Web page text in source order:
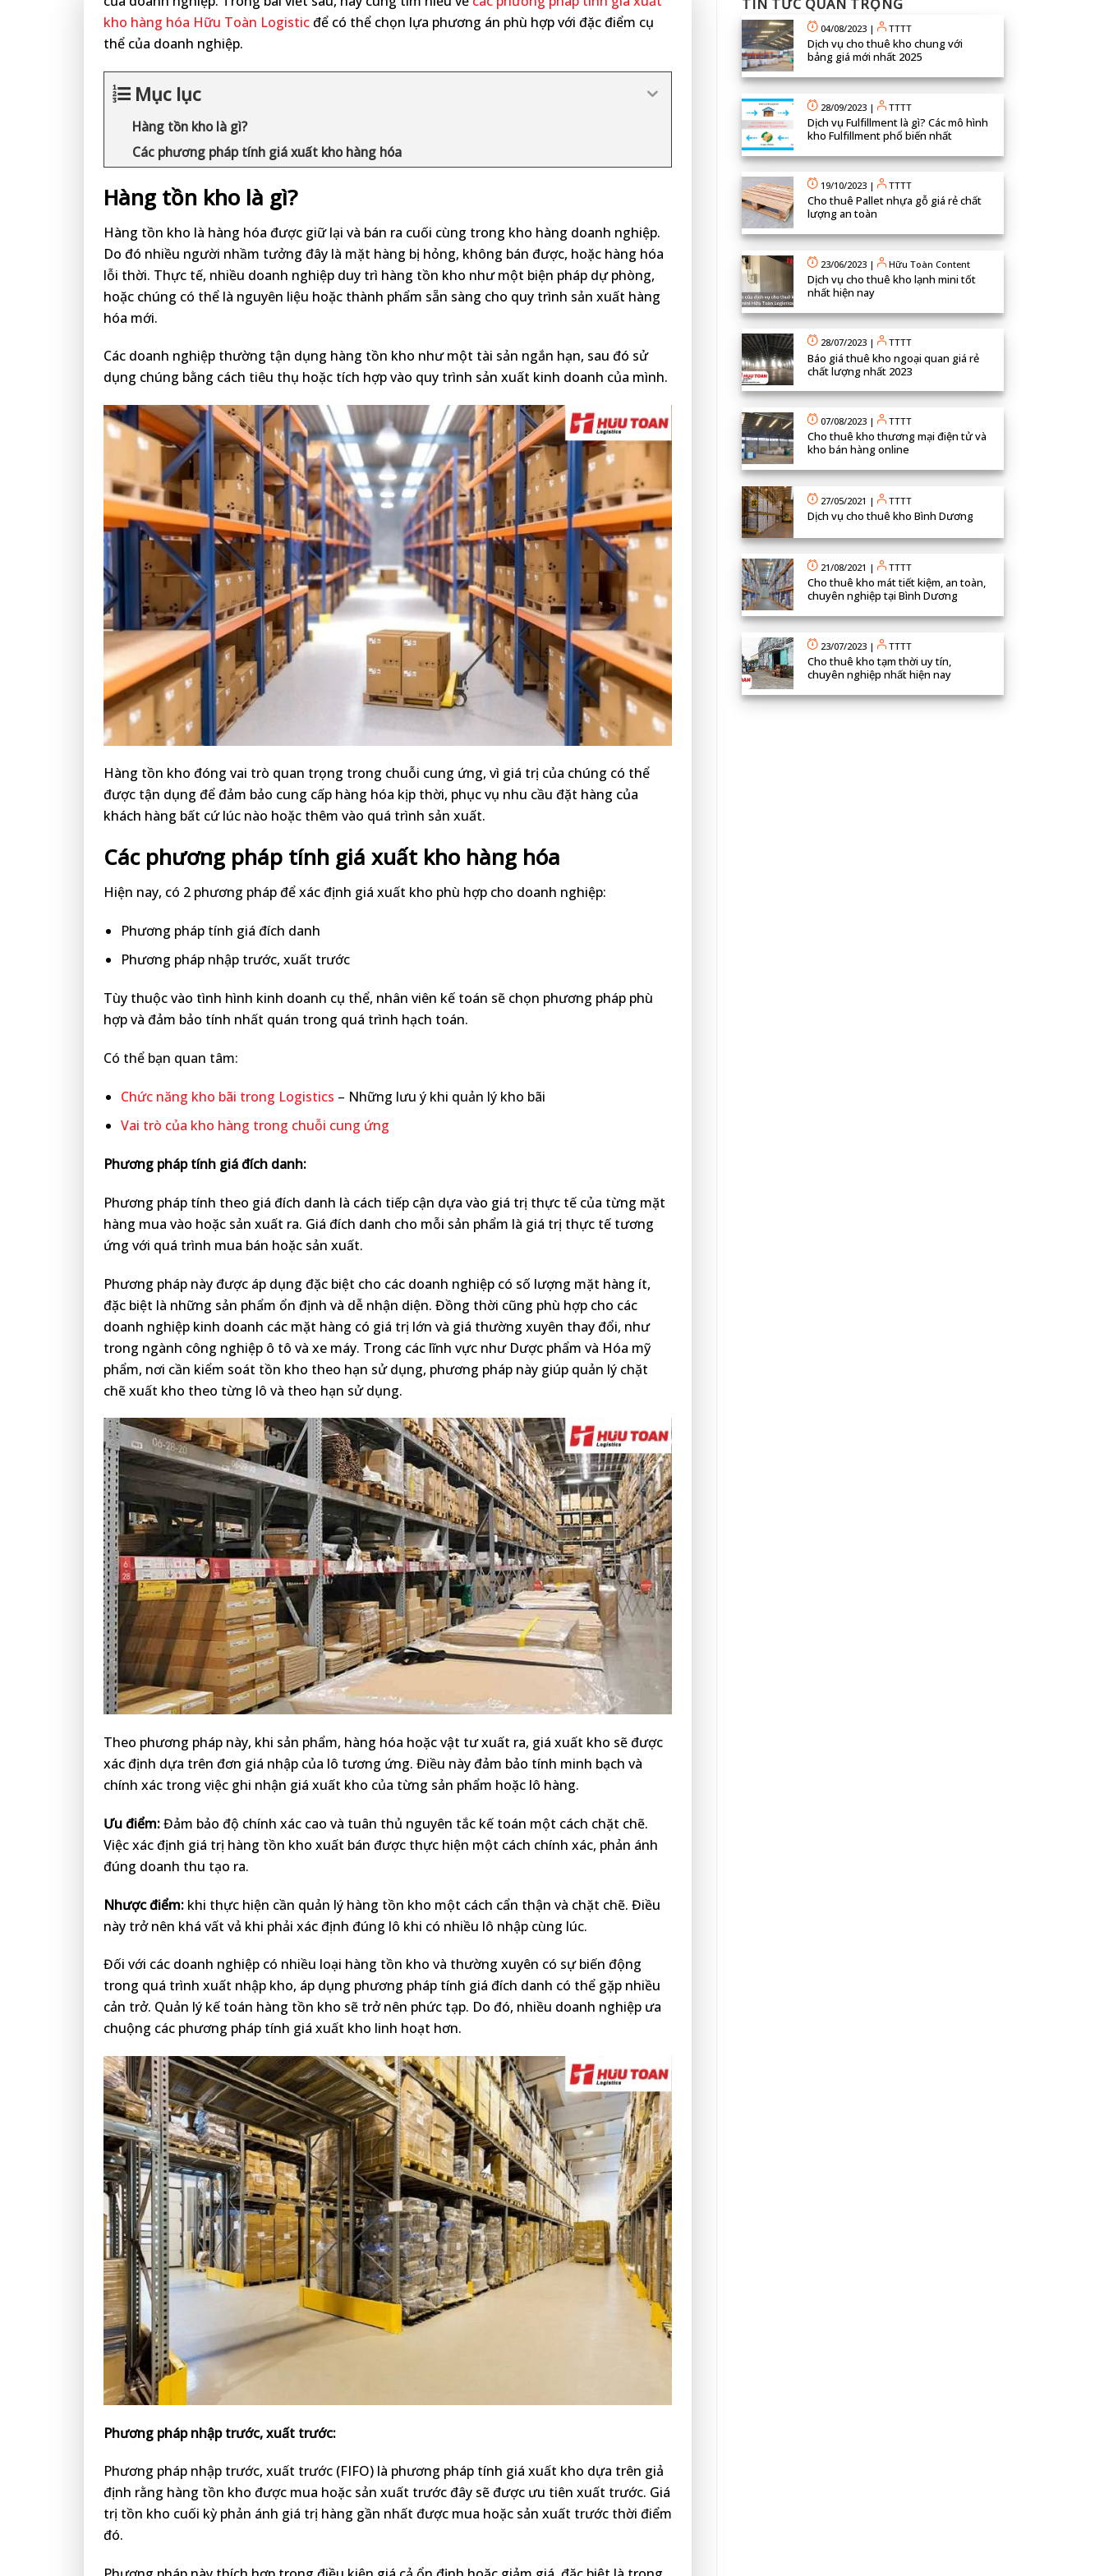
kho hàng hóa Hữu Toàn Logisticđể có thể chọn lựa phương án phù hợp với đặc điểm cụ
thể của doanh nghiệp.
Mục lục
Hàng tồn kho là gì?
Các phương pháp tính giá xuất kho hàng hóa
Hàng tồn kho là gì?
Hàng tồn kho là hàng hóa được giữ lại và bán ra cuối cùng trong kho hàng doanh nghiệp.
Do đó nhiều người nhầm tưởng đây là mặt hàng bị hỏng, không bán được, hoặc hàng hóa
lỗi thời. Thực tế, nhiều doanh nghiệp duy trì hàng tồn kho như một biện pháp dự phòng,
hoặc chúng có thể là nguyên liệu hoặc thành phẩm sẵn sàng cho quy trình sản xuất hàng
hóa mới.
Các doanh nghiệp thường tận dụng hàng tồn kho như một tài sản ngắn hạn, sau đó sử
dụng chúng bằng cách tiêu thụ hoặc tích hợp vào quy trình sản xuất kinh doanh của mình.
Hàng tồn kho đóng vai trò quan trọng trong chuỗi cung ứng, vì giá trị của chúng có thể
được tận dụng để đảm bảo cung cấp hàng hóa kịp thời, phục vụ nhu cầu đặt hàng của
khách hàng bất cứ lúc nào hoặc thêm vào quá trình sản xuất.
Các phương pháp tính giá xuất kho hàng hóa
Hiện nay, có 2 phương pháp để xác định giá xuất kho phù hợp cho doanh nghiệp:
Phương pháp tính giá đích danh
Phương pháp nhập trước, xuất trước
Tùy thuộc vào tình hình kinh doanh cụ thể, nhân viên kế toán sẽ chọn phương pháp phù
hợp và đảm bảo tính nhất quán trong quá trình hạch toán.
Có thể bạn quan tâm:
Chức năng kho bãi trong Logistics – Những lưu ý khi quản lý kho bãi
Vai trò của kho hàng trong chuỗi cung ứng
Phương pháp tính giá đích danh:
Phương pháp tính theo giá đích danh là cách tiếp cận dựa vào giá trị thực tế của từng mặt
hàng mua vào hoặc sản xuất ra. Giá đích danh cho mỗi sản phẩm là giá trị thực tế tương
ứng với quá trình mua bán hoặc sản xuất.
Phương pháp này được áp dụng đặc biệt cho các doanh nghiệp có số lượng mặt hàng ít,
đặc biệt là những sản phẩm ổn định và dễ nhận diện. Đồng thời cũng phù hợp cho các
doanh nghiệp kinh doanh các mặt hàng có giá trị lớn và giá thường xuyên thay đổi, như
trong ngành công nghiệp ô tô và xe máy. Trong các lĩnh vực như Dược phẩm và Hóa mỹ
phẩm, nơi cần kiểm soát tồn kho theo hạn sử dụng, phương pháp này giúp quản lý chặt
chẽ xuất kho theo từng lô và theo hạn sử dụng.
Theo phương pháp này, khi sản phẩm, hàng hóa hoặc vật tư xuất ra, giá xuất kho sẽ được
xác định dựa trên đơn giá nhập của lô tương ứng. Điều này đảm bảo tính minh bạch và
chính xác trong việc ghi nhận giá xuất kho của từng sản phẩm hoặc lô hàng.
Ưu điểm:Đảm bảo độ chính xác cao và tuân thủ nguyên tắc kế toán một cách chặt chẽ.
Việc xác định giá trị hàng tồn kho xuất bán được thực hiện một cách chính xác, phản ánh
đúng doanh thu tạo ra.
Nhược điểm: khi thực hiện cần quản lý hàng tồn kho một cách cẩn thận và chặt chẽ. Điều
này trở nên khá vất vả khi phải xác định đúng lô khi có nhiều lô nhập cùng lúc.
Đối với các doanh nghiệp có nhiều loại hàng tồn kho và thường xuyên có sự biến động
trong quá trình xuất nhập kho, áp dụng phương pháp tính giá đích danh có thể gặp nhiều
cản trở. Quản lý kế toán hàng tồn kho sẽ trở nên phức tạp. Do đó, nhiều doanh nghiệp ưa
chuộng các phương pháp tính giá xuất kho linh hoạt hơn.
Phương pháp nhập trước, xuất trước:
Phương pháp nhập trước, xuất trước (FIFO) là phương pháp tính giá xuất kho dựa trên giả
định rằng hàng tồn kho được mua hoặc sản xuất trước đây sẽ được ưu tiên xuất trước. Giá
trị tồn kho cuối kỳ phản ánh giá trị hàng gần nhất được mua hoặc sản xuất trước thời điểm
đó.
TIN TỨC QUAN TRỌNG
04/08/2023 | TTTT
Dịch vụ cho thuê kho chung với
bảng giá mới nhất 2025
28/09/2023 | TTTT
Dịch vụ Fulfillment là gì? Các mô hình
kho Fulfillment phổ biến nhất
19/10/2023 | TTTT
Cho thuê Pallet nhựa gỗ giá rẻ chất
lượng an toàn
23/06/2023 | Hữu Toàn Content
Dịch vụ cho thuê kho lạnh mini tốt
nhất hiện nay
28/07/2023 | TTTT
Báo giá thuê kho ngoại quan giá rẻ
chất lượng nhất 2023
07/08/2023 | TTTT
Cho thuê kho thương mại điện tử và
kho bán hàng online
27/05/2021 | TTTT
Dịch vụ cho thuê kho Bình Dương
21/08/2021 | TTTT
Cho thuê kho mát tiết kiệm, an toàn,
chuyên nghiệp tại Bình Dương
23/07/2023 | TTTT
Cho thuê kho tạm thời uy tín,
chuyên nghiệp nhất hiện nay